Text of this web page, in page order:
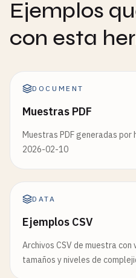
Ejemplos
con esta
DOCUMENT
Muestras PDF
Muestras PDF generadas
2026-02-10
DATA
Ejemplos CSV
Archivos CSV de muestra
tamaños y niveles de